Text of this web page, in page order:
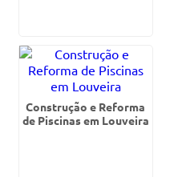
Construção e Reforma
de Piscinas em Louveira